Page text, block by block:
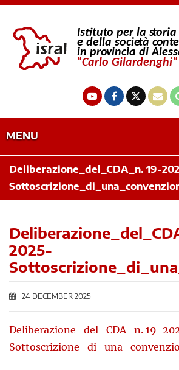
MENU
Deliberazione_del_CDA_n. 19-
2025-
24 DECEMBER 2025
Deliberazione_del_CDA_n. 19-